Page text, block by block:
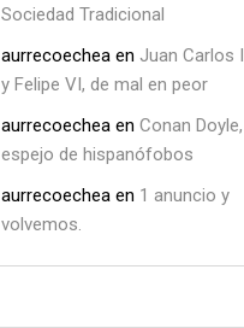
Sociedad Tradicional
aurrecoechea en Juan Carlos I
y Felipe VI, de mal en peor
aurrecoechea en Conan Doyle,
espejo de hispanófobos
aurrecoechea en 1 anuncio y
volvemos.